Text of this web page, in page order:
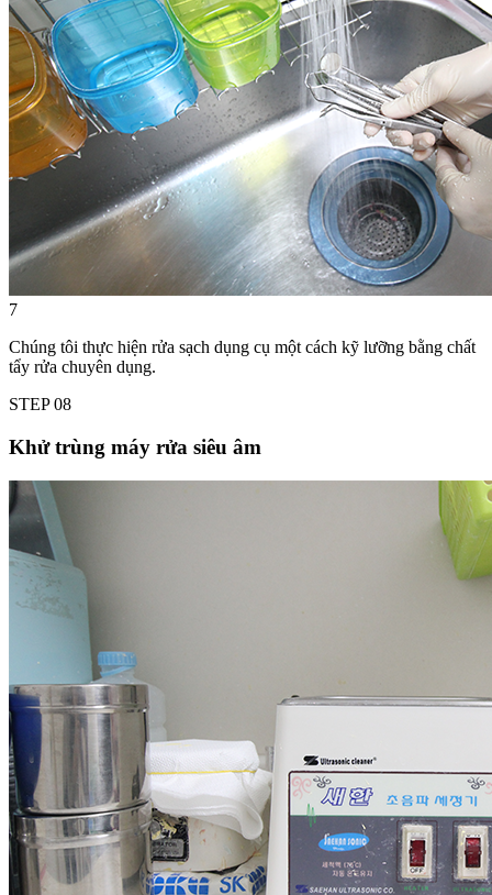
7
Chúng tôi thực hiện rửa sạch dụng cụ một cách kỹ lưỡng bằng chất
tẩy rửa chuyên dụng.
STEP08
Khử trùng máy rửa siêu âm